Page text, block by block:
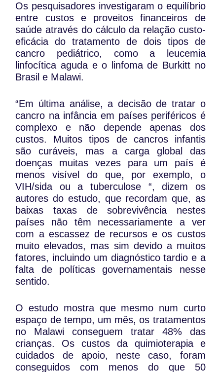
Os pesquisadores investigaram o equilíbrio
entre custos e proveitos financeiros de
saúde através do cálculo da relação custo-
eficácia do tratamento de dois tipos de
cancro pediátrico, como a leucemia
linfocítica aguda e o linfoma de Burkitt no
Brasil e Malawi.
“Em última análise, a decisão de tratar o
cancro na infância em países periféricos é
complexo e não depende apenas dos
custos. Muitos tipos de cancros infantis
são curáveis, mas a carga global das
doenças muitas vezes para um país é
menos visível do que, por exemplo, o
VIH/sida ou a tuberculose “, dizem os
autores do estudo, que recordam que, as
baixas taxas de sobrevivência nestes
países não têm necessariamente a ver
com a escassez de recursos e os custos
muito elevados, mas sim devido a muitos
fatores, incluindo um diagnóstico tardio e a
falta de políticas governamentais nesse
sentido.
O estudo mostra que mesmo num curto
espaço de tempo, um mês, os tratamentos
no Malawi conseguem tratar 48% das
crianças. Os custos da quimioterapia e
cuidados de apoio, neste caso, foram
conseguidos com menos do que 50